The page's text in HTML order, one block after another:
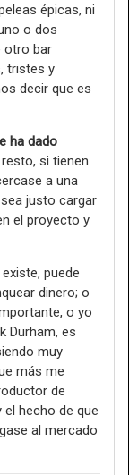
épicas, ni
o dos
otro bar
tristes y
decir que es
ha dado
resto, si tienen
a una
justo cargar
el proyecto y
puede
dinero; o
o yo
Durham, es
muy
más me
de
el hecho de que
al mercado